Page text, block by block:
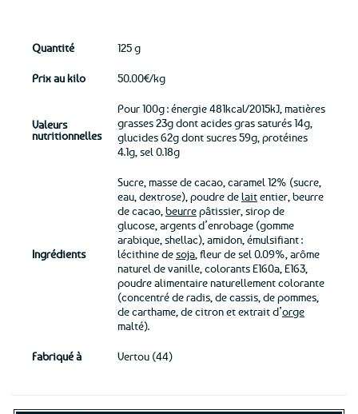
Quantité 125 g
Prix au kilo 50.00€/kg
Valeurs
nutritionnelles
Pour 100g : énergie 481kcal/2015kJ, matières
grasses 23g dont acides gras saturés 14g,
glucides 62g dont sucres 59g, protéines
4.1g, sel 0.18g
Ingrédients
Sucre, masse de cacao, caramel 12% (sucre,
eau, dextrose), poudre delaitentier, beurre
de cacao, beurrepâtissier, sirop de
glucose, argents d’enrobage (gomme
arabique, shellac), amidon, émulsifiant :
lécithine desoja , fleur de sel 0.09%, arôme
naturel de vanille, colorants E160a, E163,
poudre alimentaire naturellement colorante
(concentré de radis, de cassis, de pommes,
de carthame, de citron et extrait d’orge
malté).
Fabriqué à Vertou (44)